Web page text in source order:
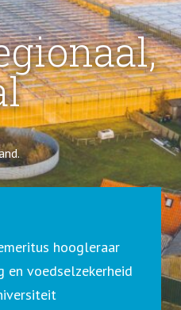
hoogleraar
en voedselzekerheid